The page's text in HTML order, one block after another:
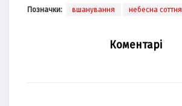
Позначки: вшанування небесна соттня
Коментарі